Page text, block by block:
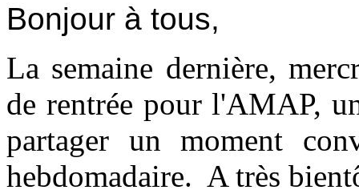
Bonjour à tous,
La semaine dernière,
de rentrée pour l'AMAP,
partager un moment
hebdomadaire. A très